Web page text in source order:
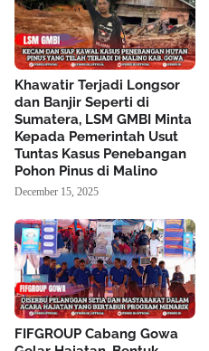
Khawatir Terjadi Longsor
dan Banjir Seperti di
Sumatera, LSM GMBI Minta
Kepada Pemerintah Usut
Tuntas Kasus Penebangan
Pohon Pinus di Malino
December 15, 2025
FIFGROUP Cabang Gowa